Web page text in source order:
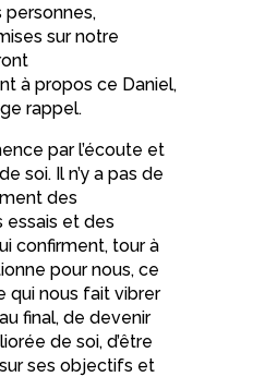
personnes,
sur notre
à propos ce Daniel,
rappel.
par l’écoute et
soi. Il n’y a pas de
des
essais et des
confirment, tour à
pour nous, ce
qui nous fait vibrer
final, de devenir
de soi, d’être
ses objectifs et